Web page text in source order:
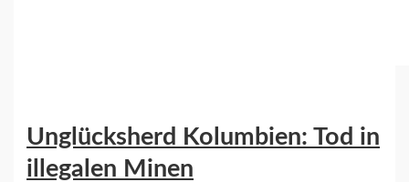
Unglücksherd Kolumbien: Tod in
illegalen Minen